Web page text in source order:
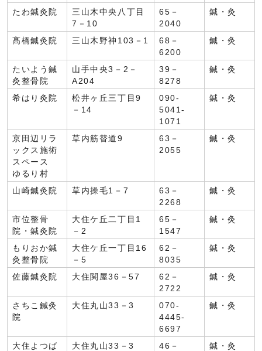
たわ鍼灸院
三山木中央八丁目
7－10
65－
2040
鍼・灸
髙橋鍼灸院 三山木野神103－1
68－
6200
鍼・灸
たいよう鍼
灸整骨院
山手中央3－2－
A204
39－
8278
鍼・灸
希はり灸院
松井ヶ丘三丁目9
－14
090-
5041-
1071
鍼・灸
京田辺リラ
ックス施術
スペース
ゆるり村
草内筋替道9
63－
2055
鍼・灸
山崎鍼灸院 草内操毛1－7
63－
2268
鍼・灸
市位整骨
院・鍼灸院
大住ケ丘二丁目1
－2
65－
1547
鍼・灸
もりおか鍼
灸整骨院
大住ケ丘一丁目16
－5
62－
8035
鍼・灸
佐藤鍼灸院 大住関屋36－57
62－
2722
鍼・灸
さちこ鍼灸
院
大住丸山33－3
070-
4445-
6697
鍼・灸
大住よつば
大住丸山33－3
46－
鍼・灸